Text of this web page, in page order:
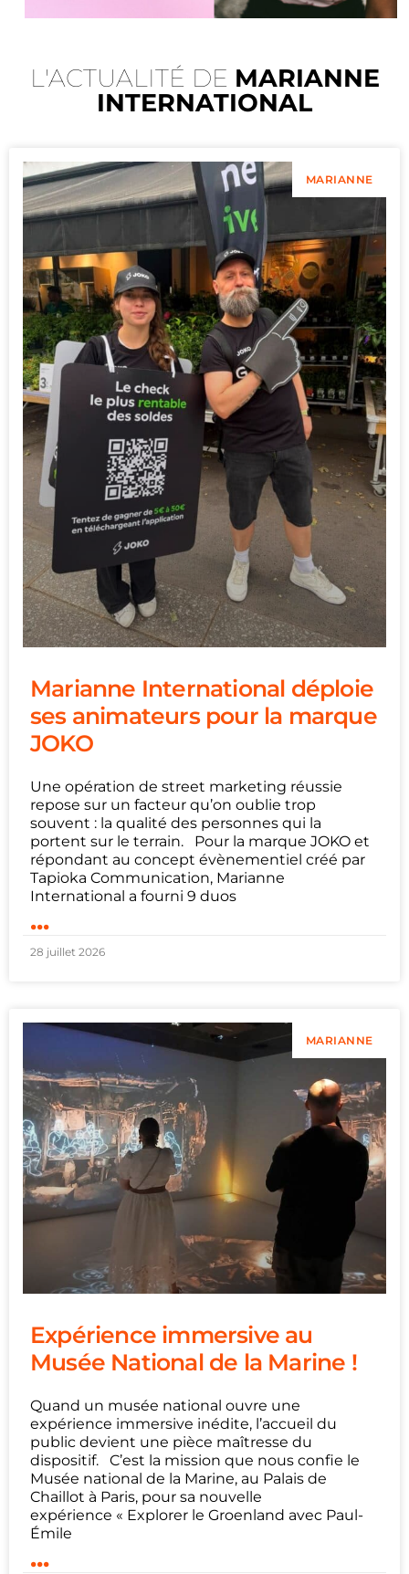
L'ACTUALITÉ DE MARIANNE
INTERNATIONAL
MARIANNE
Marianne International déploie
ses animateurs pour la marque
JOKO
Une opération de street marketing réussie
repose sur un facteur qu’on oublie trop
souvent : la qualité des personnes qui la
portent sur le terrain. Pour la marque JOKO et
répondant au concept évènementiel créé par
Tapioka Communication, Marianne
International a fourni 9 duos
...
28 juillet 2026
MARIANNE
Expérience immersive au
Musée National de la Marine !
Quand un musée national ouvre une
expérience immersive inédite, l’accueil du
public devient une pièce maîtresse du
dispositif. C’est la mission que nous confie le
Musée national de la Marine, au Palais de
Chaillot à Paris, pour sa nouvelle
expérience « Explorer le Groenland avec Paul-
Émile
...